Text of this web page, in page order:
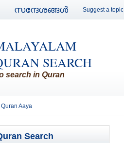
സന്ദേശങ്ങള്‍ Suggest a topic
SEARCH
search in Quran
Aaya
Search